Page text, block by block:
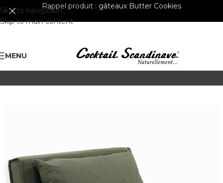
Skip to navigation
Skip to main content
Rappel produit : gâteaux Butter Cookies
MENU